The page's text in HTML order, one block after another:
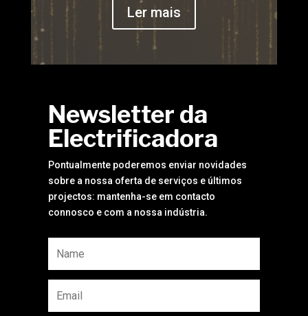
Ler mais
Newsletter da
Electrificadora
Pontualmente poderemos enviar novidades
sobre a nossa oferta de serviços e últimos
projectos: mantenha-se em contacto
connosco e com a nossa indústria.